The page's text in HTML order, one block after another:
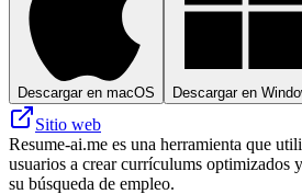
Descargar en macOS Descargar en
Sitio web
Resume-ai.me es una herramienta que
usuarios a crear currículums optimizados
su búsqueda de empleo.